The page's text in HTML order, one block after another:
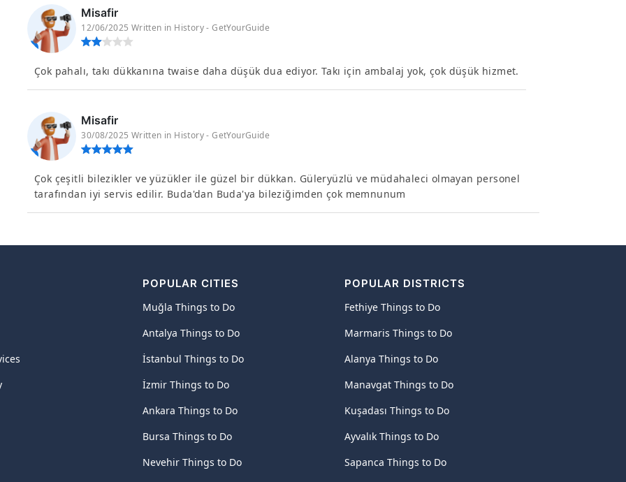
Misafir
12/06/2025 Written in History - GetYourGuide
Çok pahalı, takı dükkanına twaise daha düşük dua ediyor. Takı için ambalaj yok, çok düşük hizmet.
Misafir
30/08/2025 Written in History - GetYourGuide
Çok çeşitli bilezikler ve yüzükler ile güzel bir dükkan. Güleryüzlü ve müdahaleci olmayan personel
tarafından iyi servis edilir. Buda'dan Buda'ya bileziğimden çok memnunum
POPULAR CITIES
Muğla Things to Do
Antalya Things to Do
İstanbul Things to Do
İzmir Things to Do
Ankara Things to Do
Bursa Things to Do
Nevehir Things to Do
POPULAR DISTRICTS
Fethiye Things to Do
Marmaris Things to Do
Alanya Things to Do
Manavgat Things to Do
Kuşadası Things to Do
Ayvalık Things to Do
Sapanca Things to Do